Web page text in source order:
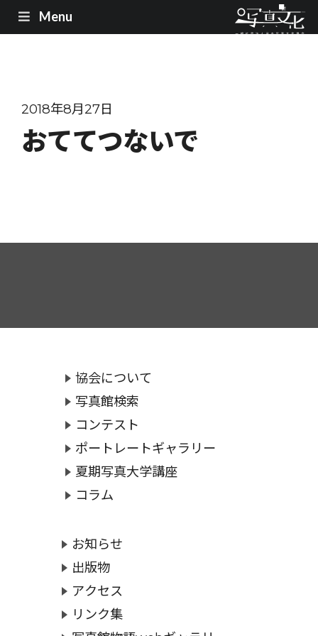
Menu
2018年8月27日
おててつないで
協会について
写真館検索
コンテスト
ポートレートギャラリー
夏期写真大学講座
コラム
お知らせ
出版物
アクセス
リンク集